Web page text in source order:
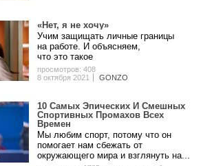
«Нет, я не хочу»
Учим защищать личные границы
на работе. И объясняем,
что это такое
просмотров: 408
8 октября 2021
GONZO
10 Самых Эпических И Смешных
Спортивных Промахов Всех
Времен
Мы любим спорт, потому что он
помогает нам сбежать от
окружающего мира и взглянуть на...